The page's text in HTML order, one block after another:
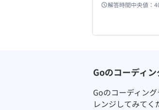
解答時間中央値：
Goのコーディ
Goのコーディン
レンジしてみてく